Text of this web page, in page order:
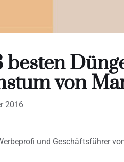
besten
von
2016
und Geschäftsführer